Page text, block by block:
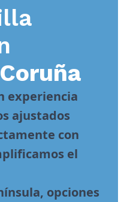
experiencia
ajustados
con
el
opciones